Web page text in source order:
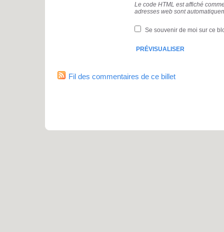
Le code HTML est affiché
adresses web sont
Se souvenir de moi sur ce
Fil des commentaires de ce billet